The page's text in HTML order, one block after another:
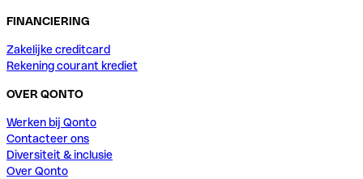
FINANCIERING
Zakelijke creditcard
Rekening courant krediet
OVER QONTO
Werken bij Qonto
Contacteer ons
Diversiteit & inclusie
Over Qonto